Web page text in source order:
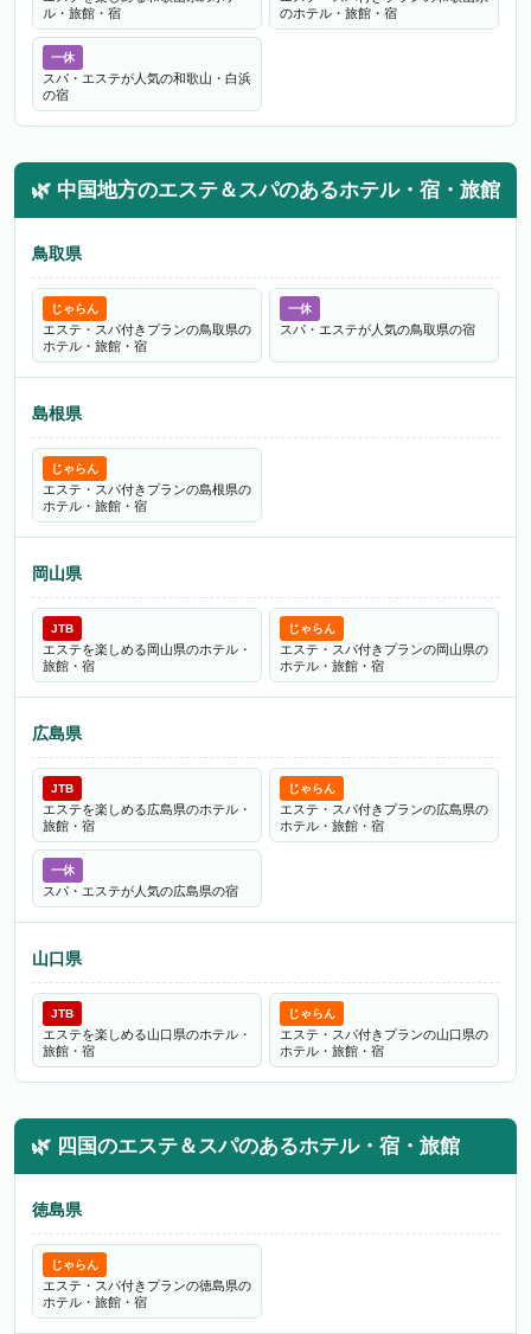
ル・旅館・宿
のホテル・旅館・宿
一休
スパ・エステが人気の和歌山・白浜
の宿
🌿 中国地方のエステ＆スパのあるホテル・宿・旅館
鳥取県
じゃらん
エステ・スパ付きプランの鳥取県の
ホテル・旅館・宿
一休
スパ・エステが人気の鳥取県の宿
島根県
じゃらん
エステ・スパ付きプランの島根県の
ホテル・旅館・宿
岡山県
JTB
エステを楽しめる岡山県のホテル・
旅館・宿
じゃらん
エステ・スパ付きプランの岡山県の
ホテル・旅館・宿
広島県
JTB
エステを楽しめる広島県のホテル・
旅館・宿
じゃらん
エステ・スパ付きプランの広島県の
ホテル・旅館・宿
一休
スパ・エステが人気の広島県の宿
山口県
JTB
エステを楽しめる山口県のホテル・
旅館・宿
じゃらん
エステ・スパ付きプランの山口県の
ホテル・旅館・宿
🌿 四国のエステ＆スパのあるホテル・宿・旅館
徳島県
じゃらん
エステ・スパ付きプランの徳島県の
ホテル・旅館・宿